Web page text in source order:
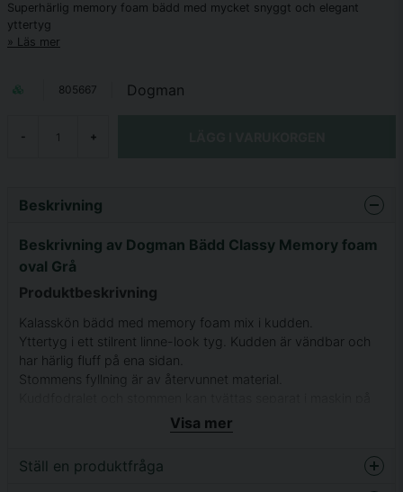
Superhärlig memory foam bädd med mycket snyggt och elegant
yttertyg
Läs mer
805667 Dogman
- +
Beskrivning
Beskrivning av Dogman Bädd Classy Memory foam
oval Grå
Produktbeskrivning
Kalasskön bädd med memory foam mix i kudden.
Yttertyg i ett stilrent linne-look tyg. Kudden är vändbar och
har härlig fluff på ena sidan.
Stommens fyllning är av återvunnet material.
Visa mer
Ställ en produktfråga